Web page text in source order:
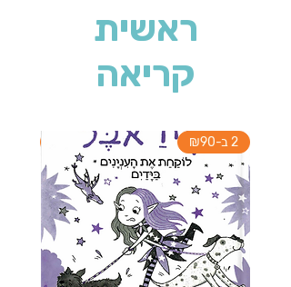
ראשית
קריאה
2 ב-₪90